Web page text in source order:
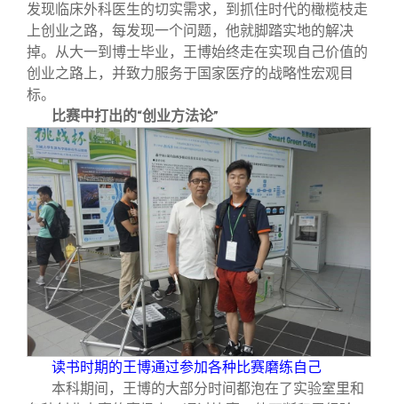
理事会名单
制度法规
联系我们
发现临床外科医生的切实需求，到抓住时代的橄榄枝走
上创业之路，每发现一个问题，他就脚踏实地的解决
掉。从大一到博士毕业，王博始终走在实现自己价值的
创业之路上，并致力服务于国家医疗的战略性宏观目
标。
比赛中打出的“创业方法论”
读书时期的王博通过参加各种比赛磨练自己
本科期间，王博的大部分时间都泡在了实验室里和